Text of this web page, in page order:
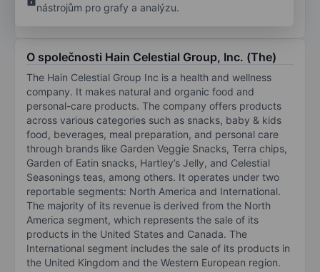
nástrojům pro grafy a analýzu.
O společnosti Hain Celestial Group, Inc. (The)
The Hain Celestial Group Inc is a health and wellness
company. It makes natural and organic food and
personal-care products. The company offers products
across various categories such as snacks, baby & kids
food, beverages, meal preparation, and personal care
through brands like Garden Veggie Snacks, Terra chips,
Garden of Eatin snacks, Hartley’s Jelly, and Celestial
Seasonings teas, among others. It operates under two
reportable segments: North America and International.
The majority of its revenue is derived from the North
America segment, which represents the sale of its
products in the United States and Canada. The
International segment includes the sale of its products in
the United Kingdom and the Western European region.